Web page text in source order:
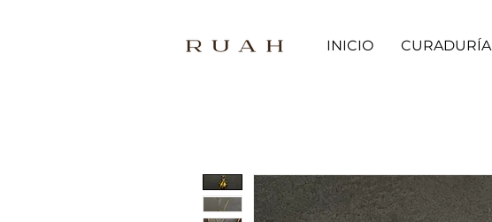
INICIO CURADURÍA